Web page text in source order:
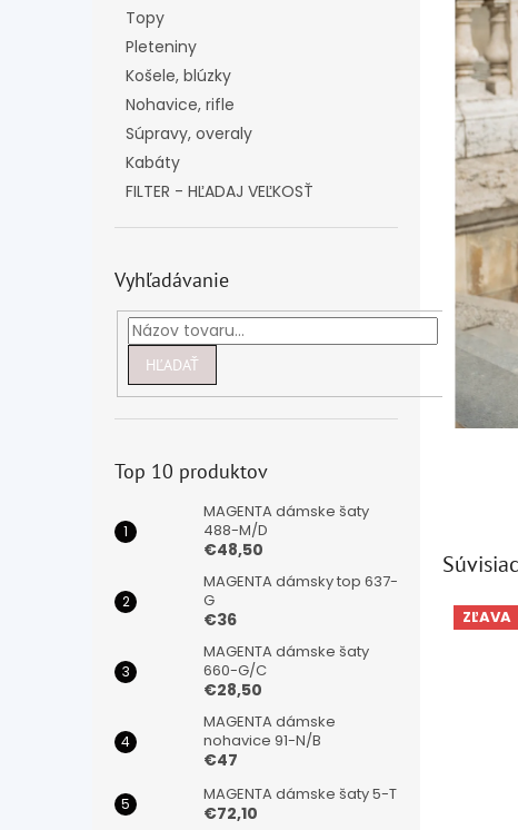
Topy
Pleteniny
Košele, blúzky
Nohavice, rifle
Súpravy, overaly
Kabáty
FILTER - HĽADAJ VEĽKOSŤ
Vyhľadávanie
HĽADAŤ
Top 10 produktov
MAGENTA dámske šaty
488-M/D
€48,50
MAGENTA dámsky top 637-
G
€36
MAGENTA dámske šaty
660-G/C
€28,50
MAGENTA dámske
nohavice 91-N/B
€47
MAGENTA dámske šaty 5-T
€72,10
ZĽAVA